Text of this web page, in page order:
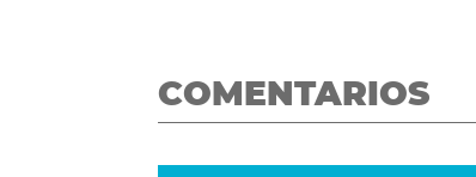
COMENTARIOS